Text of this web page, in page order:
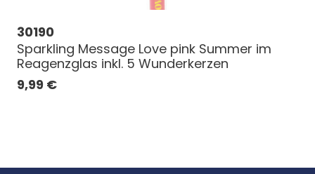
30190
Sparkling Message Love pink Summer im
Reagenzglas inkl. 5 Wunderkerzen
9,99 €